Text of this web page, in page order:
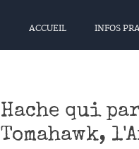
ACCUEIL INFOS
Hache qui
Tomahawk,